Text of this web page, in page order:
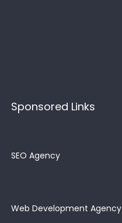
Sponsored Links
SEO Agency
Web Development Agency